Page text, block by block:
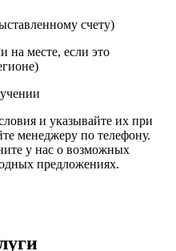
счету)
на месте, если это
и указывайте их при
менеджеру по телефону.
у нас о возможных
предложениях.